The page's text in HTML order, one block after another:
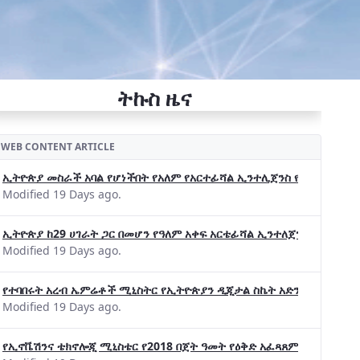
ትኩስ ዜና
WEB CONTENT ARTICLE
ኢትዮጵያ መስራች አባል የሆነችበት የአለም የአርተፊሻል ኢንተሊጀንስ የትብብር
Modified 19 Days ago.
ኢትዮጵያ ከ29 ሀገራት ጋር በመሆን የዓለም አቀፍ አርቴፊሻል ኢንተለጀንስ ትብብር
Modified 19 Days ago.
የተባበሩት አረብ ኤምሬቶች ሚኒስትር የኢትዮጵያን ዲጂታል ስኬት አድንቀዋል
Modified 19 Days ago.
የኢኖቬሽንና ቴክኖሎጂ ሚኒስቴር የ2018 በጀት ዓመት የዕቅድ አፈጻጸምና የቀጣይ